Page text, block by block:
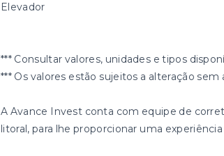
Elevador
*** Consultar valores, unidades e tipos
*** Os valores estão sujeitos a alteração sem
A Avance Invest conta com equipe de
litoral, para lhe proporcionar uma